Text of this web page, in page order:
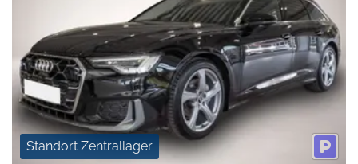
Standort Zentrallager